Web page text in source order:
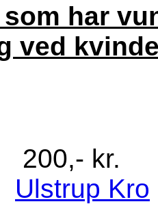
som har
ved
200,-
Ulstrup Kro